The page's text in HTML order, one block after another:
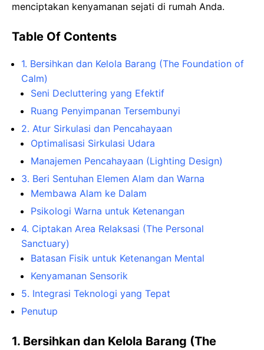
menciptakan kenyamanan sejati di rumah Anda.
Table Of Contents
1. Bersihkan dan Kelola Barang (The Foundation of
Calm)
Seni Decluttering yang Efektif
Ruang Penyimpanan Tersembunyi
2. Atur Sirkulasi dan Pencahayaan
Optimalisasi Sirkulasi Udara
Manajemen Pencahayaan (Lighting Design)
3. Beri Sentuhan Elemen Alam dan Warna
Membawa Alam ke Dalam
Psikologi Warna untuk Ketenangan
4. Ciptakan Area Relaksasi (The Personal
Sanctuary)
Batasan Fisik untuk Ketenangan Mental
Kenyamanan Sensorik
5. Integrasi Teknologi yang Tepat
Penutup
1. Bersihkan dan Kelola Barang (The